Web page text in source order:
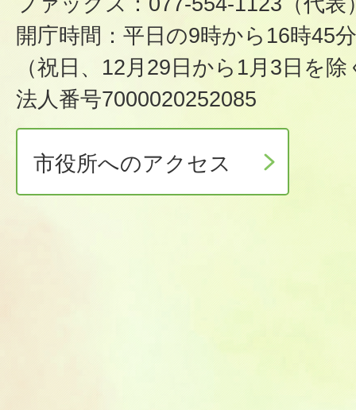
開庁時間：平日の9時から16時45分
（祝日、12月29日から1月3日を除
法人番号7000020252085
市役所へのアクセス